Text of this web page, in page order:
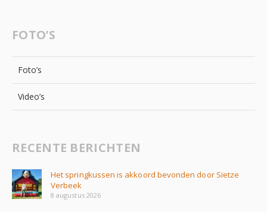
FOTO’S
Foto’s
Video’s
RECENTE BERICHTEN
Het springkussen is akkoord bevonden door Sietze
Verbeek
8 augustus 2026